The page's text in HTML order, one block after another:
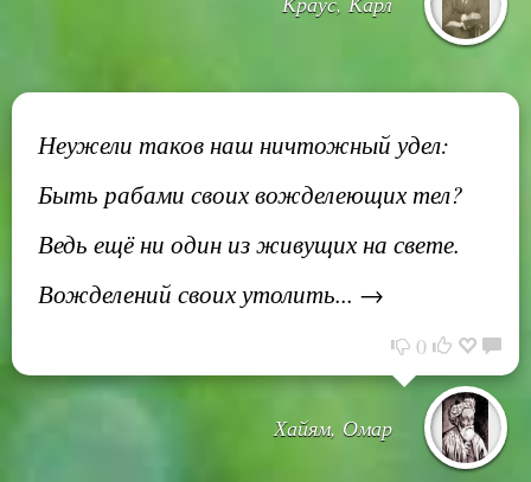
Неужели таков наш ничтожный удел:
Быть рабами своих вожделеющих тел?
Ведь ещё ни один из живущих на свете.
Вожделений своих утолить... →
0
Хайям, Омар